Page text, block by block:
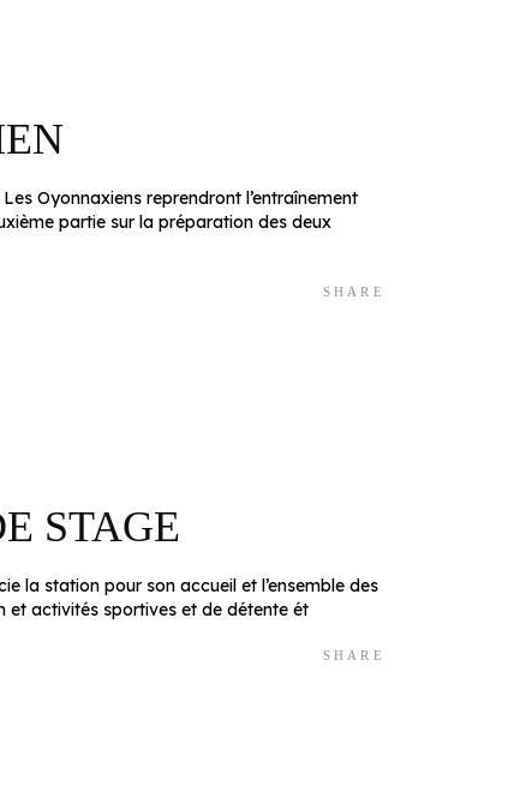
Oyonnaxiens reprendront l’entraînement
partie sur la préparation des deux
SHARE
STAGE
la station pour son accueil et l’ensemble des
et activités sportives et de détente ét
SHARE